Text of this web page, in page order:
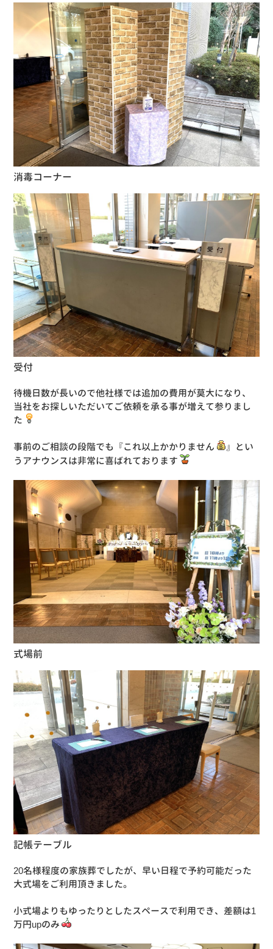
消毒コーナー
受付
待機日数が長いので他社様では追加の費用が莫大になり、
当社をお探しいただいてご依頼を承る事が増えて参りまし
た
事前のご相談の段階でも『これ以上かかりません
』とい
うアナウンスは非常に喜ばれております
式場前
記帳テーブル
20名様程度の家族葬でしたが、早い日程で予約可能だった
大式場をご利用頂きました。
小式場よりもゆったりとしたスペースで利用でき、差額は1
万円upのみ